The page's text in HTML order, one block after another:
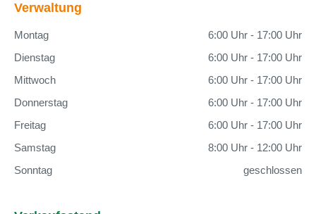
Verwaltung
Montag
6:00 Uhr - 17:00 Uhr
Dienstag
6:00 Uhr - 17:00 Uhr
Mittwoch
6:00 Uhr - 17:00 Uhr
Donnerstag
6:00 Uhr - 17:00 Uhr
Freitag
6:00 Uhr - 17:00 Uhr
Samstag
8:00 Uhr - 12:00 Uhr
Sonntag
geschlossen